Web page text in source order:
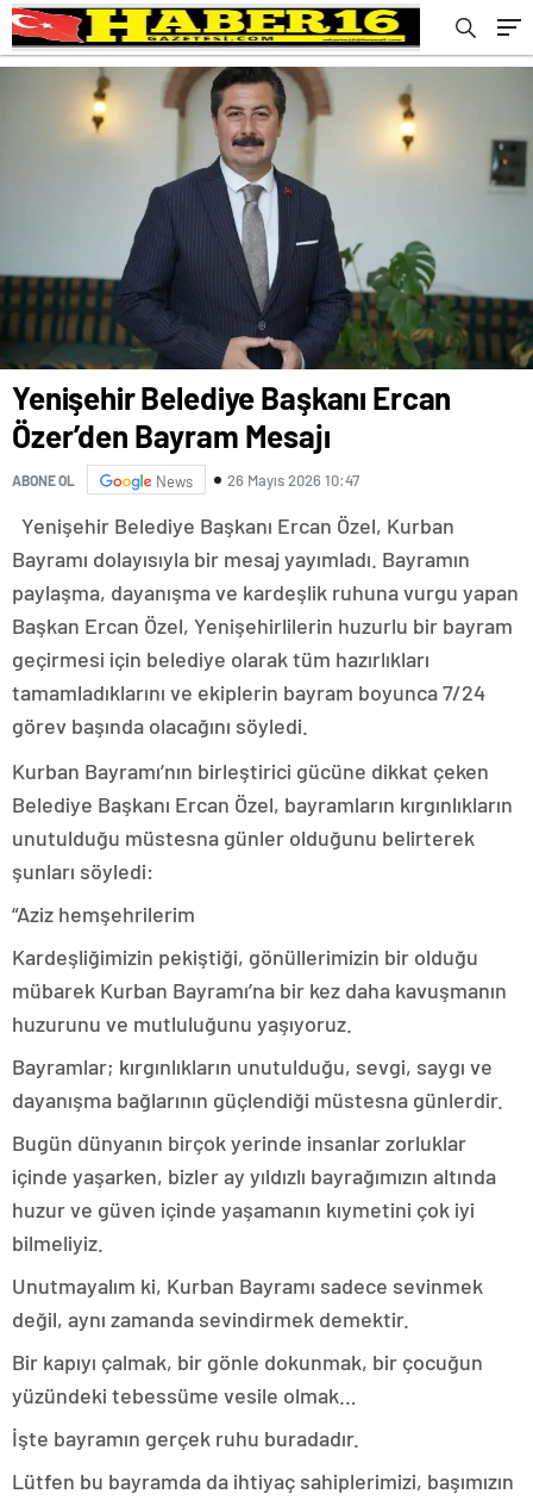
Yenişehir Belediye Başkanı Ercan
Özer’den Bayram Mesajı
ABONE OL News 26 Mayıs 2026 10:47
Yenişehir Belediye Başkanı Ercan Özel, Kurban
Bayramı dolayısıyla bir mesaj yayımladı. Bayramın
paylaşma, dayanışma ve kardeşlik ruhuna vurgu yapan
Başkan Ercan Özel, Yenişehirlilerin huzurlu bir bayram
geçirmesi için belediye olarak tüm hazırlıkları
tamamladıklarını ve ekiplerin bayram boyunca 7/24
görev başında olacağını söyledi.
Kurban Bayramı’nın birleştirici gücüne dikkat çeken
Belediye Başkanı Ercan Özel, bayramların kırgınlıkların
unutulduğu müstesna günler olduğunu belirterek
şunları söyledi:
“Aziz hemşehrilerim
Kardeşliğimizin pekiştiği, gönüllerimizin bir olduğu
mübarek Kurban Bayramı’na bir kez daha kavuşmanın
huzurunu ve mutluluğunu yaşıyoruz.
Bayramlar; kırgınlıkların unutulduğu, sevgi, saygı ve
dayanışma bağlarının güçlendiği müstesna günlerdir.
Bugün dünyanın birçok yerinde insanlar zorluklar
içinde yaşarken, bizler ay yıldızlı bayrağımızın altında
huzur ve güven içinde yaşamanın kıymetini çok iyi
bilmeliyiz.
Unutmayalım ki, Kurban Bayramı sadece sevinmek
değil, aynı zamanda sevindirmek demektir.
Bir kapıyı çalmak, bir gönle dokunmak, bir çocuğun
yüzündeki tebessüme vesile olmak…
İşte bayramın gerçek ruhu buradadır.
Lütfen bu bayramda da ihtiyaç sahiplerimizi, başımızın